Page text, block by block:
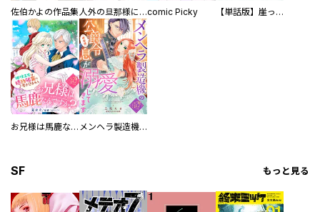
佐伯かよの作品集 人外の旦那様に娶られ毎晩ナカまで愛される…。アンソロジーcomic Picky 【単話版】崖っぷち令嬢ですが、意地と策略で幸せになります！シリーズ
お兄様は馬鹿なんですか？～地味王女は婚約破棄に巻き込まれる～ メンヘラ製造機の公爵令息（過保護）が溺愛してきます
SF もっと見る